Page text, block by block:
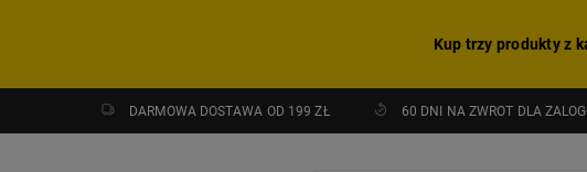
Kup trzy produkty z
DARMOWA DOSTAWA OD 199 ZŁ 60 DNI NA ZWROT DLA